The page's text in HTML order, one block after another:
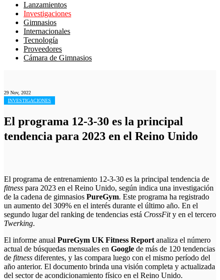
Lanzamientos
Investigaciones
Gimnasios
Internacionales
Tecnología
Proveedores
Cámara de Gimnasios
29 Nov, 2022
INVESTIGACIONES
El programa 12-3-30 es la principal
tendencia para 2023 en el Reino Unido
El programa de entrenamiento 12-3-30 es la principal tendencia de
fitness para 2023 en el Reino Unido, según indica una investigación
de la cadena de gimnasios PureGym. Este programa ha registrado
un aumento del 309% en el interés durante el último año. En el
segundo lugar del ranking de tendencias está CrossFity en el tercero
Twerking.
El informe anual PureGym UK Fitness Report analiza el número
actual de búsquedas mensuales en Google de más de 120 tendencias
de fitness diferentes, y las compara luego con el mismo período del
año anterior. El documento brinda una visión completa y actualizada
del sector de acondicionamiento físico en el Reino Unido.